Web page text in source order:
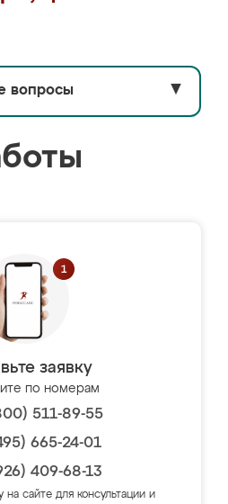
вопросы ▼
заявку
по номерам
511-89-55
665-24-01
409-68-13
на сайте для консультации и